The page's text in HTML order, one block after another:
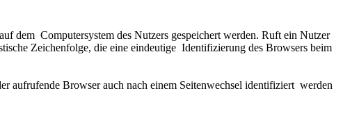
dem Computersystem des Nutzers gespeichert werden. Ruft ein Nutzer
Zeichenfolge, die eine eindeutige Identifizierung des Browsers beim
aufrufende Browser auch nach einem Seitenwechsel identifiziert werden